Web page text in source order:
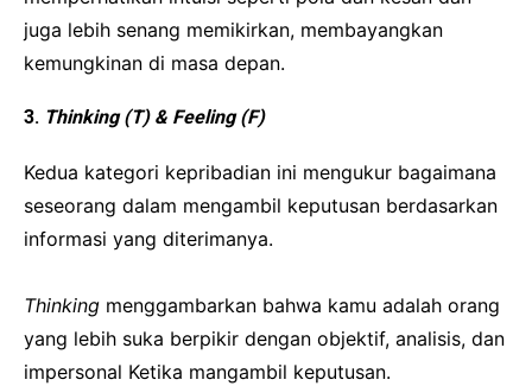
juga lebih senang memikirkan, membayangkan
kemungkinan di masa depan.
3. Thinking (T) & Feeling (F)
Kedua kategori kepribadian ini mengukur bagaimana
seseorang dalam mengambil keputusan berdasarkan
informasi yang diterimanya.
Thinking menggambarkan bahwa kamu adalah orang
yang lebih suka berpikir dengan objektif, analisis, dan
impersonal Ketika mangambil keputusan.